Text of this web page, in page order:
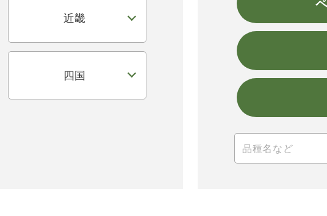
近畿
四国